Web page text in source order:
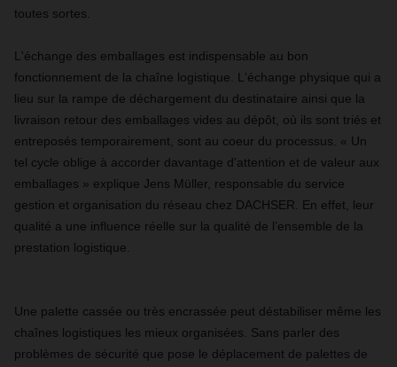
toutes sortes.
L'échange des emballages est indispensable au bon
fonctionnement de la chaîne logistique. L'échange physique qui a
lieu sur la rampe de déchargement du destinataire ainsi que la
livraison retour des emballages vides au dépôt, où ils sont triés et
entreposés temporairement, sont au coeur du processus. « Un
tel cycle oblige à accorder davantage d'attention et de valeur aux
emballages » explique Jens Müller, responsable du service
gestion et organisation du réseau chez DACHSER. En effet, leur
qualité a une influence réelle sur la qualité de l’ensemble de la
prestation logistique.
Une palette cassée ou très encrassée peut déstabiliser même les
chaînes logistiques les mieux organisées. Sans parler des
problèmes de sécurité que pose le déplacement de palettes de